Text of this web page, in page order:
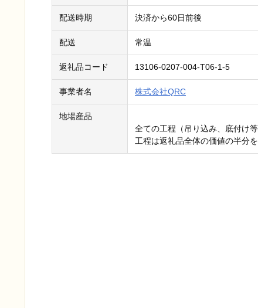
配送時期 決済から60日前後
配送 常温
返礼品コード 13106-0207-004-T06-1-5
事業者名 株式会社QRC
地場産品
全ての工程（吊り込み、底付け
工程は返礼品全体の価値の半分